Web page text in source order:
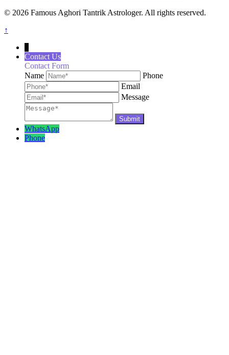
© 2026 Famous Aghori Tantrik Astrologer. All rights reserved.
↑
Contact Us
Contact Form
Name
Phone
Email
Message
WhatsApp
Phone